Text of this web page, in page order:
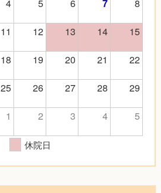
7
11 12 13 14
15
18 19 20 21
22
25 26 27 28
29
1 2 3 4 5
休院日